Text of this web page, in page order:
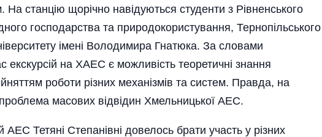
станцію щорічно навідуються студенти з Рівненського
господарства та природокористування, Тернопільського
імені Володимира Гнатюка. За словами
екскурсій на ХАЕС є можливість теоретичні знання
роботи різних механізмів та систем. Правда, на
масових відвідин Хмельницької АЕС.
Тетяні Степанівні довелось брати участь у різних